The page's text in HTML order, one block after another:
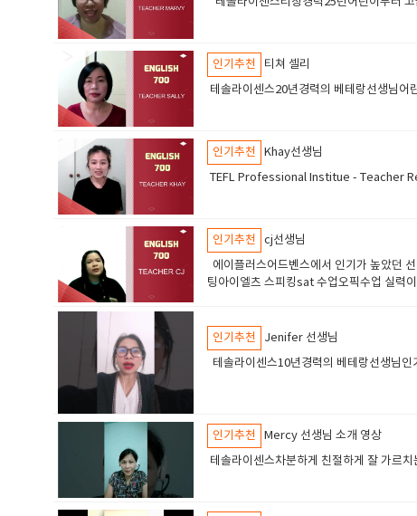
인기추천
티쳐 셀리
테솔라이센스20년경력의 베테랑선생님어
인기추천
Khay선생님
TEFL Professional Institue - Teacher
인기추천
cj선생님
에이플러스어드벤스에서 인기가 높았던
팅아이엘츠 스피킹sat 수업오픽수업 실력
인기추천
Jenifer 선생님
테솔라이센스10년경력의 베테랑선생님
인기추천
Mercy 선생님 소개 영상
테솔라이센스차분하게 친절하게 잘 가르